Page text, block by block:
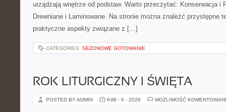
urządzają wnętrze od podstaw. Warto przeczytać: Konserwacja i
Drewniane i Laminowane. Na stronie można znaleźć przystępne
praktyczne aspekty związane z […]
CATEGORIES: SEZONOWE GOTOWANIE
ROK LITURGICZNY I ŚWIĘTA
POSTED BY ADMIN KWI - 6 - 2026 MOŻLIWOŚĆ